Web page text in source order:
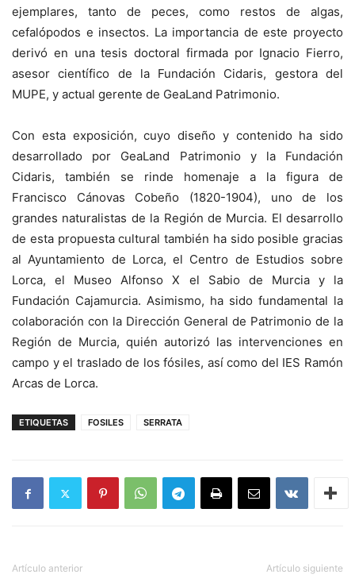
ejemplares, tanto de peces, como restos de algas,
cefalópodos e insectos. La importancia de este proyecto
derivó en una tesis doctoral firmada por Ignacio Fierro,
asesor científico de la Fundación Cidaris, gestora del
MUPE, y actual gerente de GeaLand Patrimonio.
Con esta exposición, cuyo diseño y contenido ha sido
desarrollado por GeaLand Patrimonio y la Fundación
Cidaris, también se rinde homenaje a la figura de
Francisco Cánovas Cobeño (1820-1904), uno de los
grandes naturalistas de la Región de Murcia. El desarrollo
de esta propuesta cultural también ha sido posible gracias
al Ayuntamiento de Lorca, el Centro de Estudios sobre
Lorca, el Museo Alfonso X el Sabio de Murcia y la
Fundación Cajamurcia. Asimismo, ha sido fundamental la
colaboración con la Dirección General de Patrimonio de la
Región de Murcia, quién autorizó las intervenciones en
campo y el traslado de los fósiles, así como del IES Ramón
Arcas de Lorca.
ETIQUETAS FOSILES SERRATA
Artículo anterior Artículo siguiente